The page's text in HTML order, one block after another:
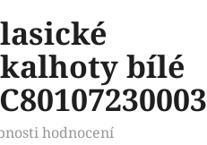
bílé
hodnocení